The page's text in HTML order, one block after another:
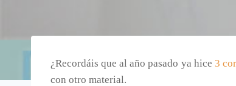
¿Recordáis que al año pasado ya hice 3
con otro material.